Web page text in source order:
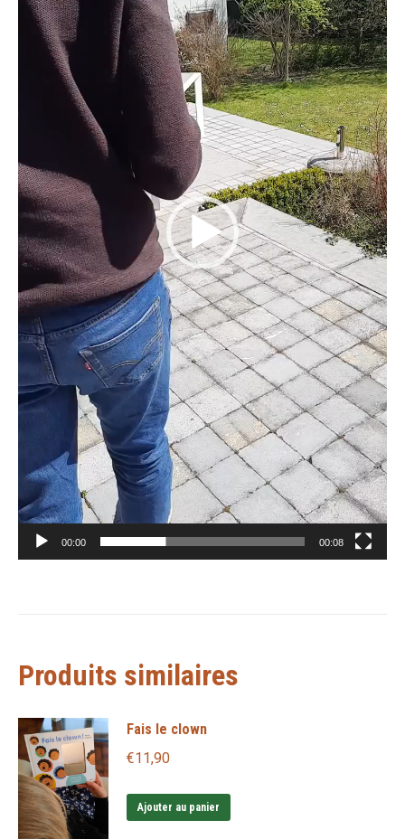
00:00 00:08
Produits similaires
Fais le clown
€11,90
Ajouter au panier